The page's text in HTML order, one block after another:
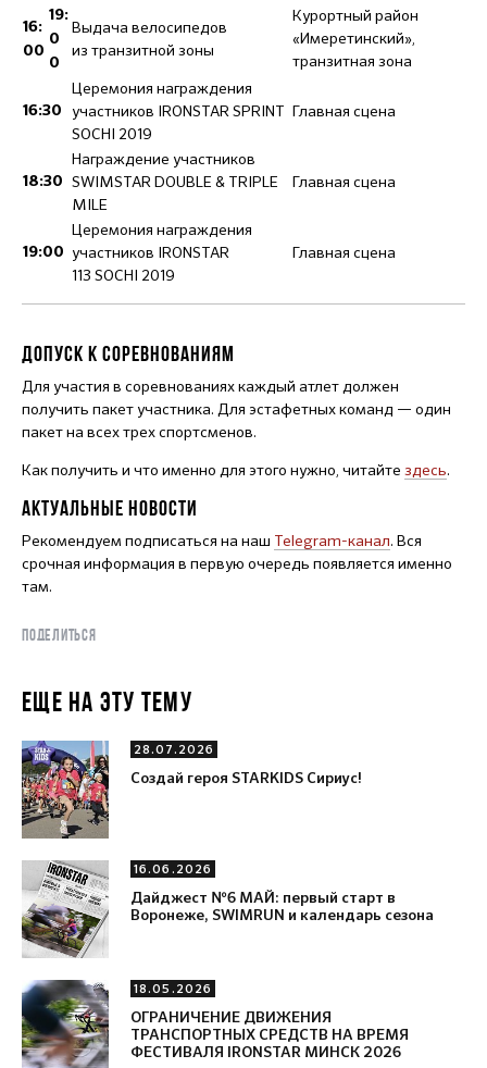
16:
00
19:
0
0
Выдача велосипедов
из транзитной зоны
Курортный район
«Имеретинский»,
транзитная зона
16:30
Церемония награждения
участников IRONSTAR SPRINT
SOCHI 2019
Главная сцена
18:30
Награждение участников
SWIMSTAR DOUBLE & TRIPLE
MILE
Главная сцена
19:00
Церемония награждения
участников IRONSTAR
113 SOCHI 2019
Главная сцена
ДОПУСК К СОРЕВНОВАНИЯМ
Для участия в соревнованиях каждый атлет должен
получить пакет участника. Для эстафетных команд — один
пакет на всех трех спортсменов.
Как получить и что именно для этого нужно, читайте здесь.
АКТУАЛЬНЫЕ НОВОСТИ
Рекомендуем подписаться на наш Telegram-канал. Вся
срочная информация в первую очередь появляется именно
там.
ПОДЕЛИТЬСЯ
ЕЩЕ НА ЭТУ ТЕМУ
28.07.2026
Создай героя STARKIDS Сириус!
16.06.2026
Дайджест №6 МАЙ: первый старт в
Воронеже, SWIMRUN и календарь сезона
18.05.2026
ОГРАНИЧЕНИЕ ДВИЖЕНИЯ
ТРАНСПОРТНЫХ СРЕДСТВ НА ВРЕМЯ
ФЕСТИВАЛЯ IRONSTAR МИНСК 2026